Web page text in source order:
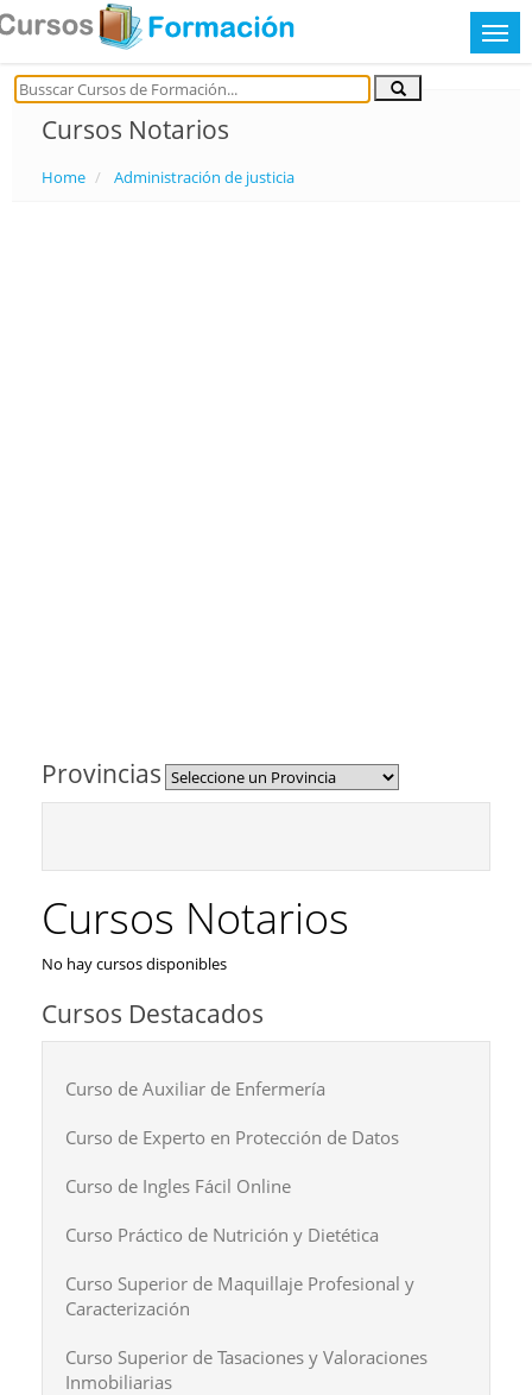
Cursos Notarios
Home Administración de justicia
Provincias
Cursos Notarios
No hay cursos disponibles
Cursos Destacados
Curso de Auxiliar de Enfermería
Curso de Experto en Protección de Datos
Curso de Ingles Fácil Online
Curso Práctico de Nutrición y Dietética
Curso Superior de Maquillaje Profesional y
Caracterización
Curso Superior de Tasaciones y Valoraciones
Inmobiliarias